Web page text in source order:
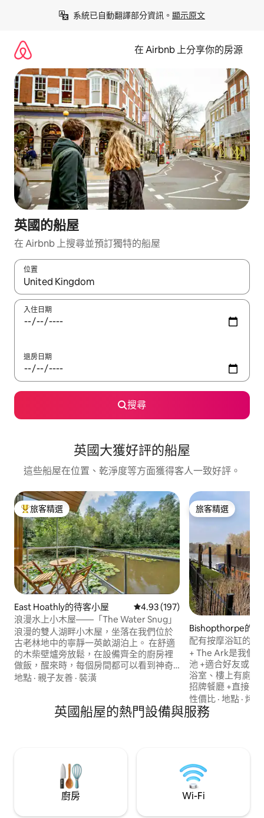
系統已自動翻譯部分資訊。 顯示原文
在 Airbnb 上分享你的房源
英國的船屋
在 Airbnb 上搜尋並預訂獨特的船屋
位置
如有搜尋結果，瀏覽內容時請使用上下箭頭，或輕點、滑動裝置。
入住日期
退房日期
搜尋
英國大獲好評的船屋
這些船屋在位置、乾淨度等方面獲得客人一致好評。
旅客精選榜首
旅客精選
East Hoathly的待客小屋 從 197 則評價中獲得 4.93 的平
4.93 (197)
浪漫水上小木屋——「The Water Snug」
浪漫的雙人湖畔小木屋，坐落在我們位於
古老林地中的寧靜一英畝湖泊上。 在舒適
的木柴壁爐旁放鬆，在設備齊全的廚房裡
做飯，醒來時，每個房間都可以看到神奇
的湖景。 春天，你可以欣賞林地中的風信
富而鮮豔的色彩。 走出門外，就能聽到水
面輕柔的漣漪聲、觀賞野生動物，或是前
地點 · 親子友善 · 裝潢
旅客精選
旅客精選
Bishopthorpe的船
配有按摩浴缸的
+ The Ark是我們
池 +適合好友或家人入住 + 3 間臥室、2 間
浴室、樓上有廁所 + Bosun's 是我們現場的
招牌餐廳 +直接在船邊有免費停車位 +所有
房間配備智慧電視
WiFi +美妙的鄉村河流位置，配有防風雨吊
艙和座位 + Riverfront Cafe Bar出售早餐
性價比 ·地點 ·烤
英國船屋的熱門設備與服務
廚房 Wi-Fi